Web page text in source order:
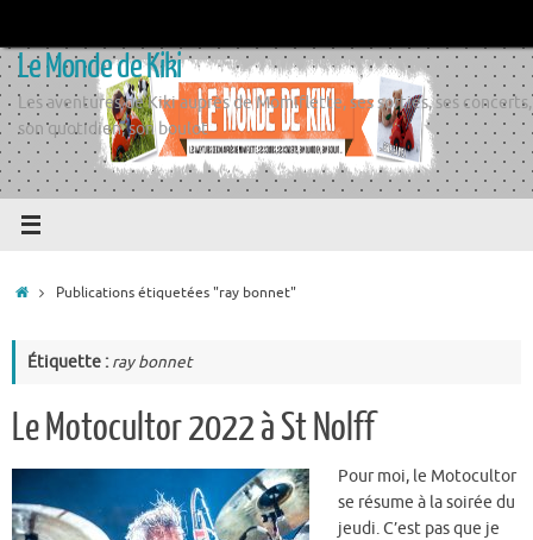
contenu
Le Monde de Kiki
Les aventures de Kiki auprès de Momiflette, ses sorties, ses concerts,
son quotidien, son boulot
AccueilPublications étiquetées "ray bonnet"
Étiquette : ray bonnet
Le Motocultor 2022 à St Nolff
Pour moi, le Motocultor
se résume à la soirée du
jeudi. C’est pas que je